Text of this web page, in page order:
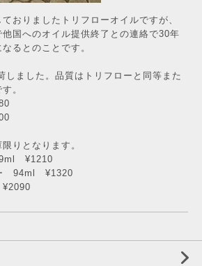
おりましたトリフローオイルですが、
国へのオイル提供終了との連絡で30年
るとのことです。
しました。品質はトリフローと同等また
。
りとなります。
¥1210
ー 94ml ¥1320